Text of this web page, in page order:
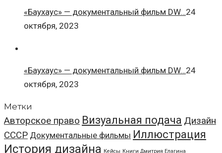
«Баухаус» — документальный фильм DW…24
октября, 2023
«Баухаус» — документальный фильм DW…24
октября, 2023
Метки
Авторское право Визуальная подача Дизайн
СССР Документальные фильмы Иллюстрация
История дизайна Кейсы Книги Дмитрия Елагина